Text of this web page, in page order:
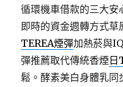
循環機車借款的三大安
即時的資金週轉方式
TEREA煙彈加熱菸與
彈推薦取代傳統香煙 日
鬆。酵素美白身體乳同